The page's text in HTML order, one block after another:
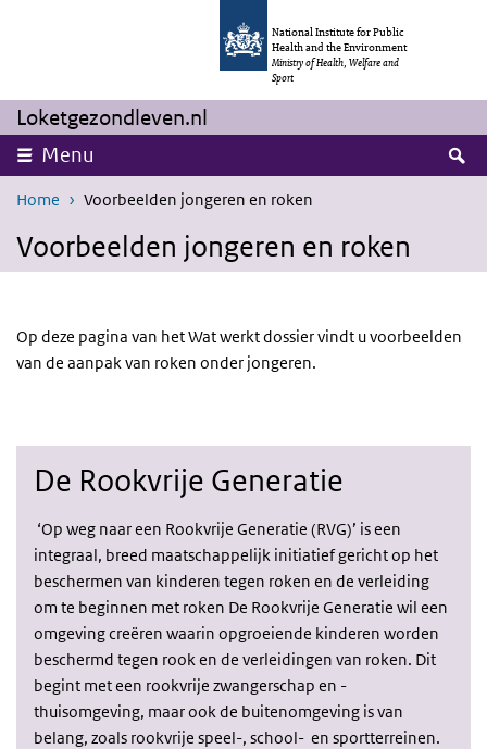
National Institute for Public
Health and the Environment
Ministry of Health, Welfare and
Sport
Loketgezondleven.nl
Menu
Home Voorbeelden jongeren en roken
Voorbeelden jongeren en roken
Op deze pagina van het Wat werkt dossier vindt u voorbeelden
van de aanpak van roken onder jongeren.
De Rookvrije Generatie
‘Op weg naar een Rookvrije Generatie (RVG)’ is een
integraal, breed maatschappelijk initiatief gericht op het
beschermen van kinderen tegen roken en de verleiding
om te beginnen met roken De Rookvrije Generatie wil een
omgeving creëren waarin opgroeiende kinderen worden
beschermd tegen rook en de verleidingen van roken. Dit
begint met een rookvrije zwangerschap en -
thuisomgeving, maar ook de buitenomgeving is van
belang, zoals rookvrije speel-, school- en sportterreinen.